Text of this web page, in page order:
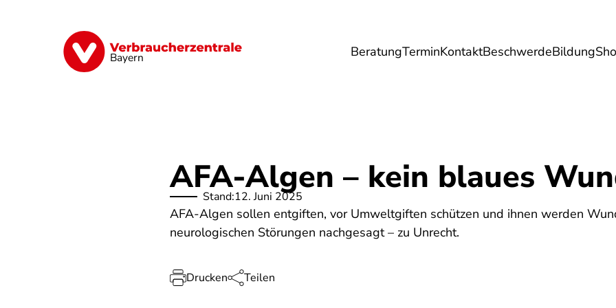
Bayern BeratungTerminKontaktBeschwerdeBildung
Finanzen Digitales Lebensmittel Umwelt Gesundheit Energie
AFA-Algen – kein blaues
Stand:12. Juni 2025
AFA-Algen sollen entgiften, vor Umweltgiften schützen und ihnen werden
neurologischen Störungen nachgesagt – zu Unrecht.
Drucken Teilen